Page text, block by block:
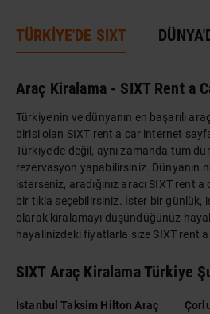
TÜRKİYE'DE SIXT
Araç Kiralama - SIXT Rent a
Türkiye’nin ve dünyanın en başarılı
birisi olan SIXT rent a car internet
Türkiye’de değil, aynı zamanda tüm
rezervasyon yapabilirsiniz. Dünyanın
isterseniz, aradığınız aracı SIXT rent
bir tıkla seçebilirsiniz. İster bir günlük,
olarak kiralamayı düşündüğünüz
hayalinizdeki fiyatlarla size SIXT rent a
SIXT Araç Kiralama Türkiye
İstanbul Taksim Hilton Araç